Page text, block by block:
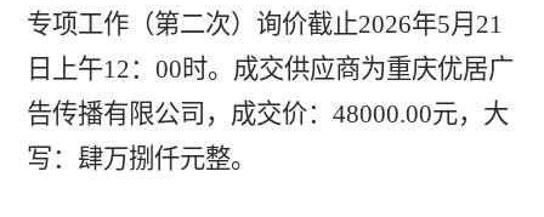
专项工作（第二次）询价截止2026年5月 21
日上午12： 00时。成交供应商为重庆优居广
告传播有限公司，成交价： 48000.00元，大
写：肆万捌仟元整。